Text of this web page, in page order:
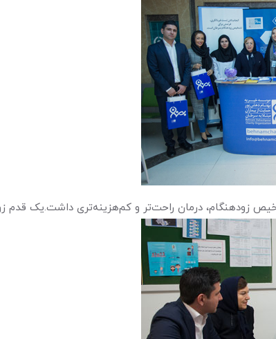
زودهنگام، درمان راحت‌تر و کم‌هزینه‌تری داشت.یک قدم